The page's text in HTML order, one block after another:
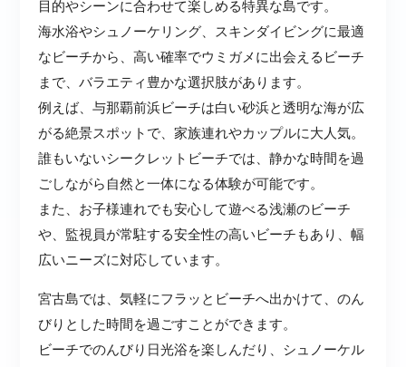
目的やシーンに合わせて楽しめる特異な島です。
海水浴やシュノーケリング、スキンダイビングに最適
なビーチから、高い確率でウミガメに出会えるビーチ
まで、バラエティ豊かな選択肢があります。
例えば、与那覇前浜ビーチは白い砂浜と透明な海が広
がる絶景スポットで、家族連れやカップルに大人気。
誰もいないシークレットビーチでは、静かな時間を過
ごしながら自然と一体になる体験が可能です。
また、お子様連れでも安心して遊べる浅瀬のビーチ
や、監視員が常駐する安全性の高いビーチもあり、幅
広いニーズに対応しています。
宮古島では、気軽にフラッとビーチへ出かけて、のん
びりとした時間を過ごすことができます。
ビーチでのんびり日光浴を楽しんだり、シュノーケル